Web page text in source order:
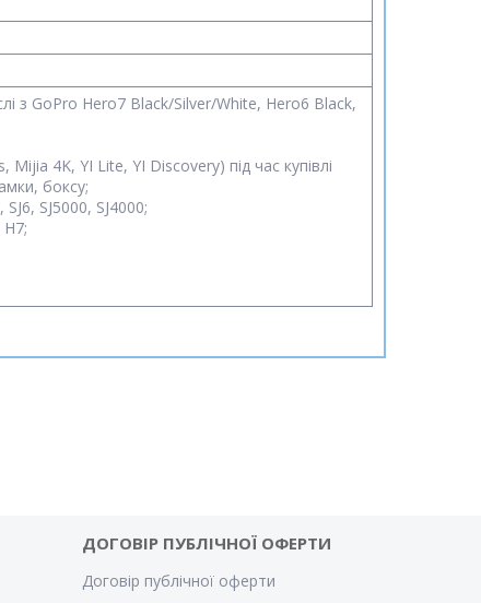
з GoPro Hero7 Black/Silver/White, Hero6 Black,
Mijia 4K, YI Lite, YI Discovery) під час купівлі
боксу;
SJ5000, SJ4000;
ДОГОВІР ПУБЛІЧНОЇ ОФЕРТИ
Договір публічної оферти